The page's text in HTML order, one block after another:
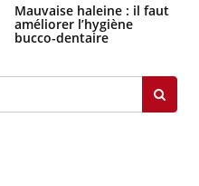
Mauvaise haleine : il faut
améliorer l’hygiène
bucco-dentaire